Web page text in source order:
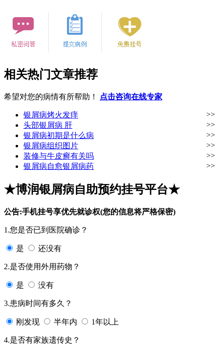
相关热门文章推荐
希望对您的病情有所帮助！ 点击咨询在线专家
银屑病烤火发痒
>>
头部银屑病 肝
>>
银屑病初期是什么病
>>
银屑病组织图片
>>
装修与牛皮癣有关吗
>>
银屑病自愈银屑病药
>>
★博润银屑病自助预约挂号平台★
公告:手机挂号享优先就诊权(您的信息将严格保密)
1.您是否已到医院确诊？
是 还没有
2.是否使用外用药物？
是 没有
3.患病时间有多久？
刚发现 半年内 1年以上
4.是否有家族遗传史？